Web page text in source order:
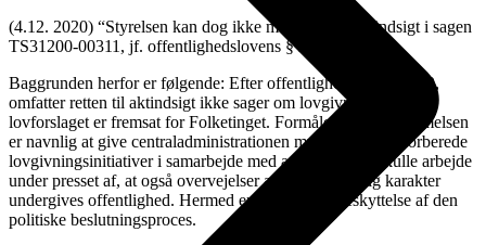
(4.12. 2020) “Styrelsen kan dog ikke meddele dig aktindsigt i sagen
TS31200-00311, jf. offentlighedslovens § 20”
Baggrunden herfor er følgende: Efter offentlighedslovens § 20,
omfatter retten til aktindsigt ikke sager om lovgivning før
lovforslaget er fremsat for Folketinget. Formålet med bestemmelsen
er navnlig at give centraladministrationen mulighed for at forberede
lovgivningsinitiativer i samarbejde med andre uden at skulle arbejde
under presset af, at også overvejelser af mere foreløbig karakter
undergives offentlighed. Hermed er der tale om beskyttelse af den
politiske beslutningsproces.